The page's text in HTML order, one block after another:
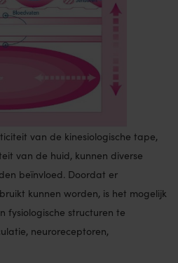
van de kinesiologische tape,
van de huid, kunnen diverse
beïnvloed. Doordat er
kunnen worden, is het mogelijk
fysiologische structuren te
neuroreceptoren,